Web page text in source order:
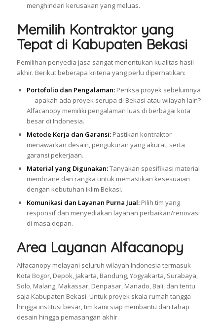
menghindari kerusakan yang meluas.
Memilih Kontraktor yang
Tepat di Kabupaten Bekasi
Pemilihan penyedia jasa sangat menentukan kualitas hasil
akhir. Berikut beberapa kriteria yang perlu diperhatikan:
Portofolio dan Pengalaman:Periksa proyek sebelumnya
— apakah ada proyek serupa di Bekasi atau wilayah lain?
Alfacanopy memiliki pengalaman luas di berbagai kota
besar di Indonesia.
Metode Kerja dan Garansi:Pastikan kontraktor
menawarkan desain, pengukuran yang akurat, serta
garansi pekerjaan.
Material yang Digunakan:Tanyakan spesifikasi material
membrane dan rangka untuk memastikan kesesuaian
dengan kebutuhan iklim Bekasi.
Komunikasi dan Layanan Purna Jual:Pilih tim yang
responsif dan menyediakan layanan perbaikan/renovasi
di masa depan.
Area Layanan Alfacanopy
Alfacanopy melayani seluruh wilayah Indonesia termasuk
Kota Bogor, Depok, Jakarta, Bandung, Yogyakarta, Surabaya,
Solo, Malang, Makassar, Denpasar, Manado, Bali, dan tentu
saja Kabupaten Bekasi. Untuk proyek skala rumah tangga
hingga institusi besar, tim kami siap membantu dari tahap
desain hingga pemasangan akhir.